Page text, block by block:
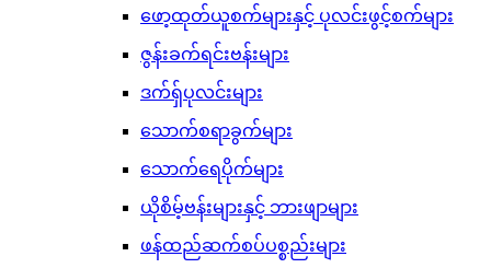
ဖော့ထုတ်ယူစက်များနှင့် ပုလင်းဖွင့်စက်များ
ဇွန်းခက်ရင်းဗန်းများ
ဒက်ရှ်ပုလင်းများ
သောက်စရာခွက်များ
သောက်ရေပိုက်များ
ယိုစိမ့်ဗန်းများနှင့် ဘားဖျာများ
ဖန်ထည်ဆက်စပ်ပစ္စည်းများ